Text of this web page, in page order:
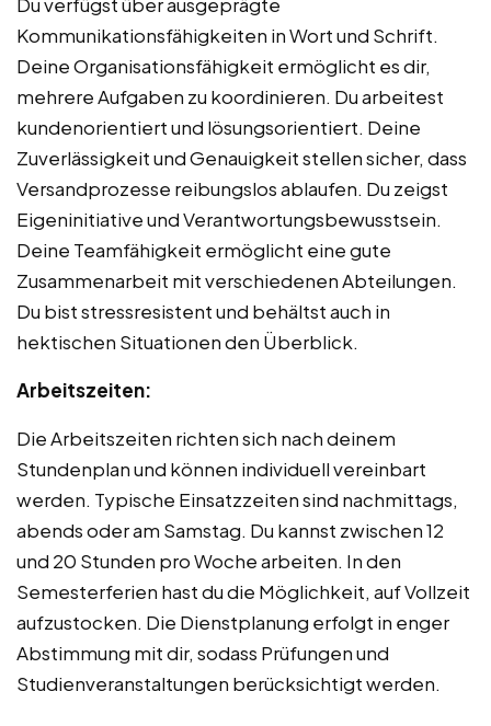
Kommunikationsfähigkeiten in Wort und Schrift.
Deine Organisationsfähigkeit ermöglicht es dir,
mehrere Aufgaben zu koordinieren. Du arbeitest
kundenorientiert und lösungsorientiert. Deine
Zuverlässigkeit und Genauigkeit stellen sicher, dass
Versandprozesse reibungslos ablaufen. Du zeigst
Eigeninitiative und Verantwortungsbewusstsein.
Deine Teamfähigkeit ermöglicht eine gute
Zusammenarbeit mit verschiedenen Abteilungen.
Du bist stressresistent und behältst auch in
hektischen Situationen den Überblick.
Arbeitszeiten:
Die Arbeitszeiten richten sich nach deinem
Stundenplan und können individuell vereinbart
werden. Typische Einsatzzeiten sind nachmittags,
abends oder am Samstag. Du kannst zwischen 12
und 20 Stunden pro Woche arbeiten. In den
Semesterferien hast du die Möglichkeit, auf Vollzeit
aufzustocken. Die Dienstplanung erfolgt in enger
Abstimmung mit dir, sodass Prüfungen und
Studienveranstaltungen berücksichtigt werden.